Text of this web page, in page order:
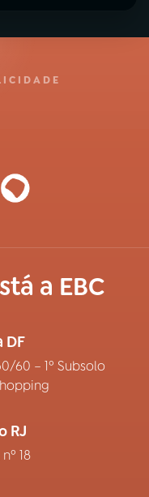
a EBC
DF
60 – 1º Subsolo
RJ
18